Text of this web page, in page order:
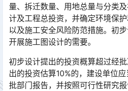
量、拆迁数量、用地总量与分类
计及工程总投资，并确定环境保
以及施工安全风险防范措施。初
开展施工图设计的需要。󠅅󠅃󠄵󠅂󠄪󠇖󠆨󠆨󠇕󠆞󠆒󠅬󠇘󠆭󠆘󠇙󠆝󠅵󠇗󠆭󠆁󠄐󠇗󠅹󠅸󠇖󠆍󠅳󠇖󠅹󠅰󠇖󠆌󠅹
初步设计提出的投资概算超过经
出的投资估算10%的，建设单位
批部门报告，并按照可行性研究